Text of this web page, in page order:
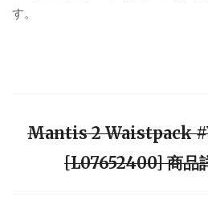
す。
Mantis 2 Waistpack
[L07652400] 商品